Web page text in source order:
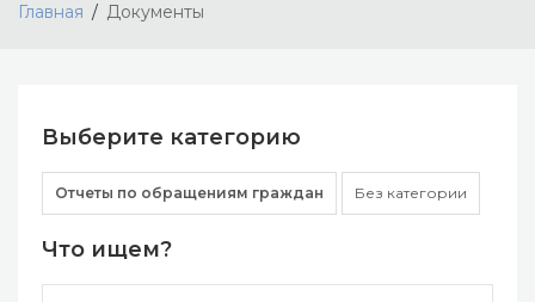
Главная Документы
Выберите категорию
Отчеты по обращениям граждан Без категории
Что ищем?